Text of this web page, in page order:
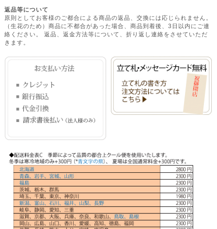
返品等について
原則としてお客様のご都合による商品の返品、交換には応じられません。
（生花のため）商品に不都合があった場合、商品到着後、3日以内にご連
絡ください。 返品、返金方法等について、折り返し連絡をさせていただ
きます。